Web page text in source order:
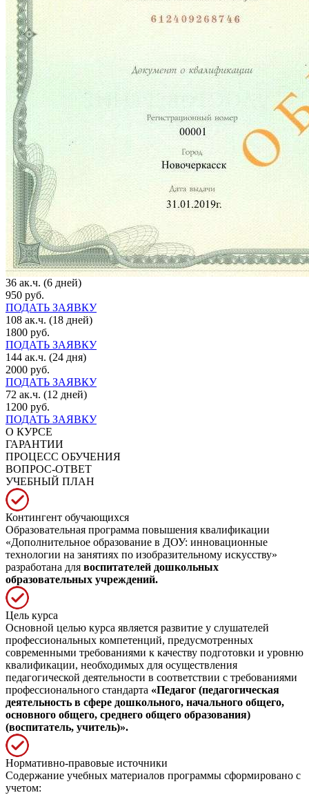
36 ак.ч. (6 дней)
950 руб.
ПОДАТЬ ЗАЯВКУ
108 ак.ч. (18 дней)
1800 руб.
ПОДАТЬ ЗАЯВКУ
144 ак.ч. (24 дня)
2000 руб.
ПОДАТЬ ЗАЯВКУ
72 ак.ч. (12 дней)
1200 руб.
ПОДАТЬ ЗАЯВКУ
О КУРСЕ
ГАРАНТИИ
ПРОЦЕСС ОБУЧЕНИЯ
ВОПРОС-ОТВЕТ
УЧЕБНЫЙ ПЛАН
Контингент обучающихся
Образовательная программа повышения квалификации
«Дополнительное образование в ДОУ: инновационные
технологии на занятиях по изобразительному искусству»
разработана для воспитателей дошкольных
образовательных учреждений.
Цель курса
Основной целью курса является развитие у слушателей
профессиональных компетенций, предусмотренных
современными требованиями к качеству подготовки и уровню
квалификации, необходимых для осуществления
педагогической деятельности в соответствии с требованиями
профессионального стандарта «Педагог (педагогическая
деятельность в сфере дошкольного, начального общего,
основного общего, среднего общего образования)
(воспитатель, учитель)».
Нормативно-правовые источники
Содержание учебных материалов программы сформировано с
учетом: